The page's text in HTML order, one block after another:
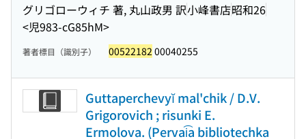
グリゴローウィチ 著, 丸山政男 訳小峰書店昭和26
<児983-cG85hM>
著者標目（識別子） 00522182 00040255
Guttaperchevyĭ mal'chik / D.V.
Grigorovich ; risunki E.
Ermolova. (Pervai͡a bibliotechka